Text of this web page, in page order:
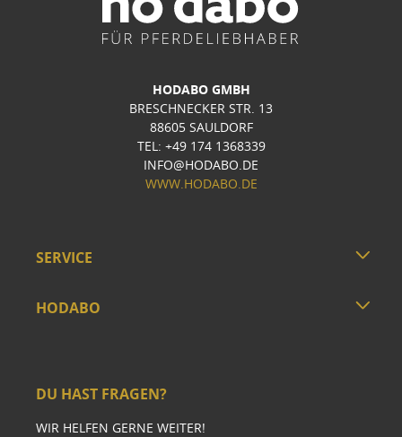
HODABO GMBH
BRESCHNECKER STR. 13
88605 SAULDORF
TEL: +49 174 1368339
INFO@HODABO.DE
WWW.HODABO.DE
SERVICE
HODABO
DU HAST FRAGEN?
WIR HELFEN GERNE WEITER!